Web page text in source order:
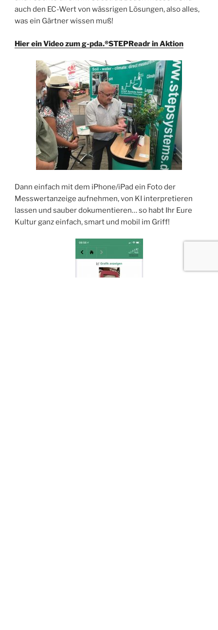
auch den EC-Wert von wässrigen Lösungen, also alles,
was ein Gärtner wissen muß!
Hier ein Video zum g-pda.®STEPReadr in Aktion
Dann einfach mit dem iPhone/iPad ein Foto der
Messwertanzeige aufnehmen, von KI interpretieren
lassen und sauber dokumentieren… so habt Ihr Eure
Kultur ganz einfach, smart und mobil im Griff!